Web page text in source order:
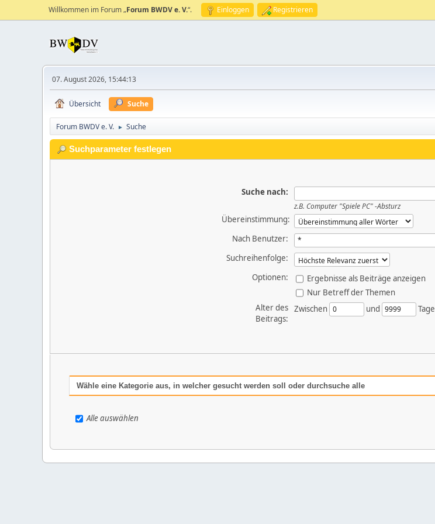
Willkommen im Forum „Forum BWDV e. V.“. Einloggen Registrieren
07. August 2026, 15:44:13
Übersicht Suche
Forum BWDV e. V. ► Suche
Suchparameter festlegen
Suche nach:
z.B. Computer "Spiele PC" -Absturz
Übereinstimmung:
Nach Benutzer:
Suchreihenfolge:
Optionen:
Ergebnisse als Beiträge anzeigen
Nur Betreff der Themen
Alter des
Beitrags:
Zwischen und Tage
Wähle eine Kategorie aus, in welcher gesucht werden soll oder durchsuche alle
Alle auswählen